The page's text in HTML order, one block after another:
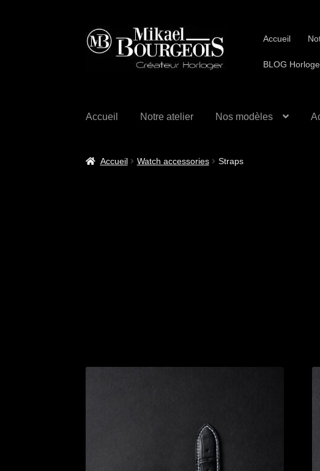
Accueil
BLOG
Accueil Notre atelier Nos modèles
Accueil Watch accessories Straps